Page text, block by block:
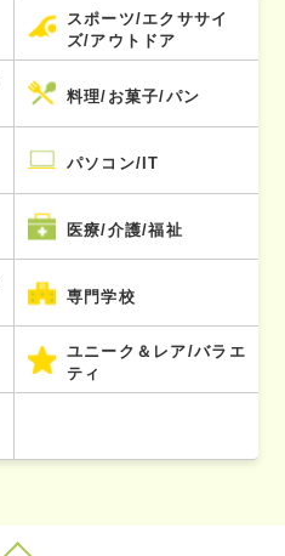
スポーツ/エクササイ
ズ/アウトドア
料理/お菓子/パン
パソコン/IT
医療/介護/福祉
専門学校
ユニーク＆レア/バラエ
ティ